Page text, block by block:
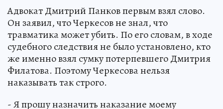
Адвокат Дмитрий Панков первым взял слово.
Он заявил, что Черкесов не знал, что
травматика может убить. По его словам, в ходе
судебного следствия не было установлено, кто
же именно взял сумку потерпевшего Дмитрия
Филатова. Поэтому Черкесова нельзя
наказывать так строго.
- Я прошу назначить наказание моему